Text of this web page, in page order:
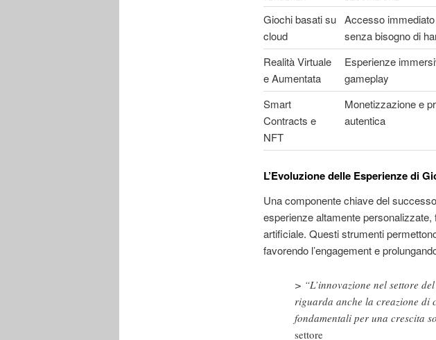
Giochi basati su
cloud
Accesso
senza bisogno di
Realità Virtuale
e Aumentata
Esperienze
gameplay
Smart
Contracts e
NFT
Monetizzazione e
autentica
L’Evoluzione delle Esperienze di
Una componente chiave del
esperienze altamente
artificiale. Questi strumenti
favorendo l’engagement e
> “L’innovazione nel settore
riguarda anche la creazione di
fondamentali per una crescita
settore